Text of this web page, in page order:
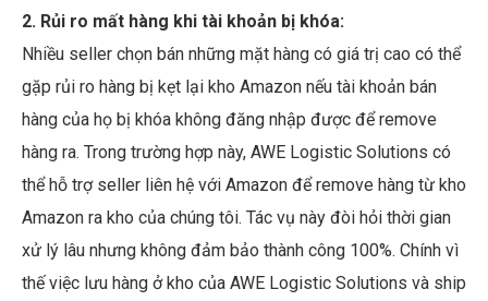
2. Rủi ro mất hàng khi tài khoản bị khóa:
Nhiều seller chọn bán những mặt hàng có giá trị cao có thể
gặp rủi ro hàng bị kẹt lại kho Amazon nếu tài khoản bán
hàng của họ bị khóa không đăng nhập được để remove
hàng ra. Trong trường hợp này, AWE Logistic Solutions có
thể hỗ trợ seller liên hệ với Amazon để remove hàng từ kho
Amazon ra kho của chúng tôi. Tác vụ này đòi hỏi thời gian
xử lý lâu nhưng không đảm bảo thành công 100%. Chính vì
thế việc lưu hàng ở kho của AWE Logistic Solutions và ship